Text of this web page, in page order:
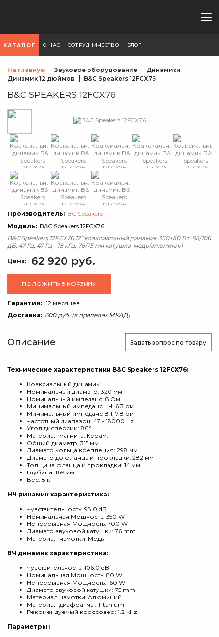
КАТАЛОГ О НАС СОТРУДНИЧЕСТВО БЛОГ
На главную Звуковое оборудование
Динамики
Динамик 12 дюймов
B&C Speakers 12FCX76
B&C SPEAKERS 12FCX76
Производитель: BC Speakers
Модель: B&C Speakers 12FCX76
B&C Speakers 12FCX76 12" коаксиальный динамик 350+80 Вт, 98/106
дБ, 47 Гц, 47 Гц - 18 кГц, 76/75 мм катушка, медь/алюминий
Цена: 62 920 руб.
ПОЛОЖИТЬ В КОРЗИНУ
Гарантия: 12 месяцев
Доставка: 600 руб. (в пределах МКАД)
Описание Задать вопрос по товару
Технические характеристики B&C Speakers 12FCX76:
Коаксиальный динамик
Номинальный диаметр: 320 мм
Номинальный импеданс: 8 Ом
Минимальный импеданс НЧ: 6.3 ом
Минимальный импеданс ВЧ: 7.8 ом
Частотный диапазон: 47 - 18000 Hz
Угол дисперсии: 80°
Материал магнита: Керам.
Общий диаметр: 315 мм
Диаметр кольца крепления: 298 мм
Диаметр до фланца и прокладки: 282 мм
Толщина фланца и прокладки: 14 мм
Глубина: 169 мм
Вес: 8 кг
НЧ динамик характеристика:
Чувствительность: 98.0 dB
Номинальная Мощность: 350 W
Непрерывная Мощность: 700 W
Диаметр звуковой катушки: 76 mm
Материал намотки: Медь
ВЧ динамик характеристика:
Чувствительность: 106.0 dB
Номинальная Мощность: 80 W
Непрерывная Мощность: 160 W
Диаметр звуковой катушки: 75 mm
Материал намотки: Алюминий
Материал диафрагмы: Titanium
Рекомендуемый кроссовер: 1.2 kHz
Параметры :